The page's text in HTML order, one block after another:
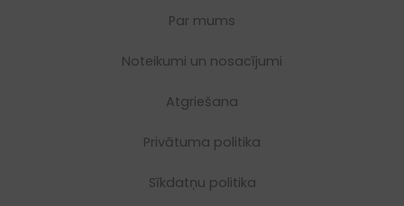
Par mums
Noteikumi un nosacījumi
Atgriešana
Privātuma politika
Sīkdatņu politika